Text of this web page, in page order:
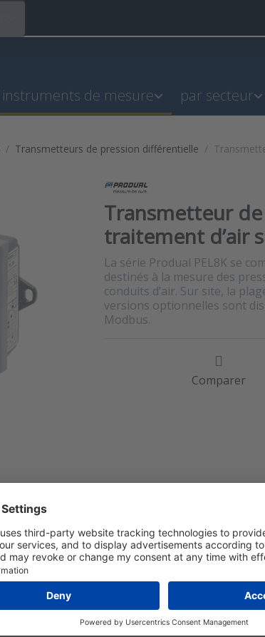
instruments de mesure par secteur
Transmetteurs de pression différentielle
Transmetteur
traitement d’air
La série Produal PEL8K se
destinés à la mesure des
conduits d’air. Sur site, la
versions optionnelles sont
Modbus.
Comparer